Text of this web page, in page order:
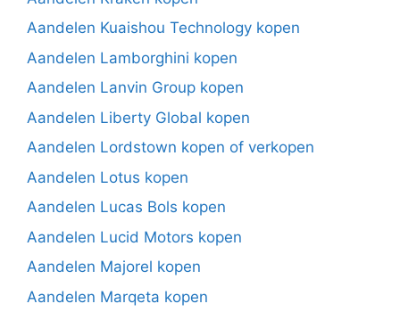
Aandelen Kuaishou Technology kopen
Aandelen Lamborghini kopen
Aandelen Lanvin Group kopen
Aandelen Liberty Global kopen
Aandelen Lordstown kopen of verkopen
Aandelen Lotus kopen
Aandelen Lucas Bols kopen
Aandelen Lucid Motors kopen
Aandelen Majorel kopen
Aandelen Marqeta kopen